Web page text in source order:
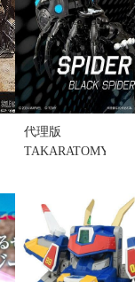
(不挑盒況)
售價:0
代理版
TAKARATOMY
裝模型 (不挑
盒況)
售價:890